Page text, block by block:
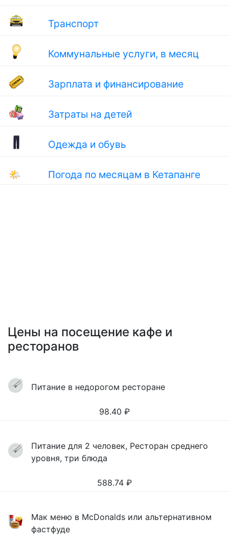
Транспорт
Коммунальные услуги, в месяц
Зарплата и финансирование
Затраты на детей
Одежда и обувь
🌤 Погода по месяцам в Кетапанге
Цены на посещение кафе и
ресторанов
Питание в недорогом ресторане
98.40 ₽
Питание для 2 человек, Ресторан среднего
уровня, три блюда
588.74 ₽
Мак меню в McDonalds или альтернативном
фастфуде